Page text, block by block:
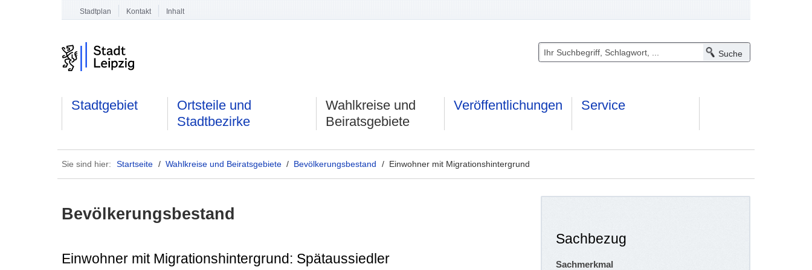
Stadtplan Kontakt Inhalt
Stadtgebiet
Ortsteile und
Stadtbezirke
Wahlkreise und
Beiratsgebiete
Veröffentlichungen Service
Sie sind hier: Startseite / Wahlkreise und Beiratsgebiete / Bevölkerungsbestand / Einwohner mit Migrationshintergrund
Bevölkerungsbestand
Einwohner mit Migrationshintergrund: Spätaussiedler
Sachbezug
Sachmerkmal